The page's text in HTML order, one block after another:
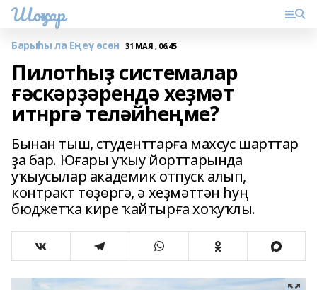
Шоңҡар
Барыһы ла Еңеү өсөн 31 МАЯ , 06:45
Пилотһыҙ системалар
ғәскәрҙәрендә хеҙмәт
итнргә теләйһеңме?
Бынан тыш, студенттарға махсус шарттар
ҙа бар. Юғары уҡыу йорттарында
уҡыусылар академик отпуск алып,
контракт төҙөргә, ә хеҙмәттән һуң
бюджетҡа кире ҡайтырға хоҡуҡлы.